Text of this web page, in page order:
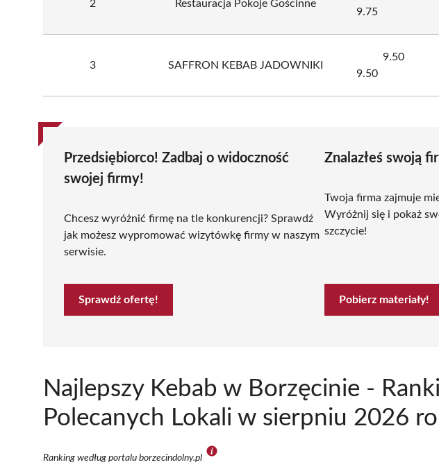
2 Restauracja Pokoje Gościnne
9.75
3 SAFFRON KEBAB JADOWNIKI
9.50
9.50
Przedsiębiorco! Zadbaj o widoczność
swojej firmy!
Chcesz wyróżnić firmę na tle konkurencji? Sprawdź
jak możesz wypromować wizytówkę firmy w naszym
serwisie.
Sprawdź ofertę!
Znalazłeś swoją
Twoja firma zajmuje
Wyróżnij się i pokaż
szczycie!
Pobierz materiały!
Najlepszy Kebab w Borzęcinie -
Polecanych Lokali w sierpniu 2026
Ranking według portalu borzecindolny.pl